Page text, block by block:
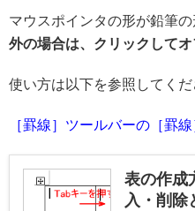
マウスポインタの形が鉛筆の
外の場合は、クリックしてオ
使い方は以下を参照してくだ
［罫線］ツールバーの［罫
表の作成
入・削除